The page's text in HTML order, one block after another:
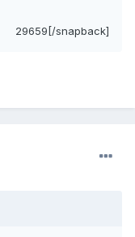
29659[/snapback]